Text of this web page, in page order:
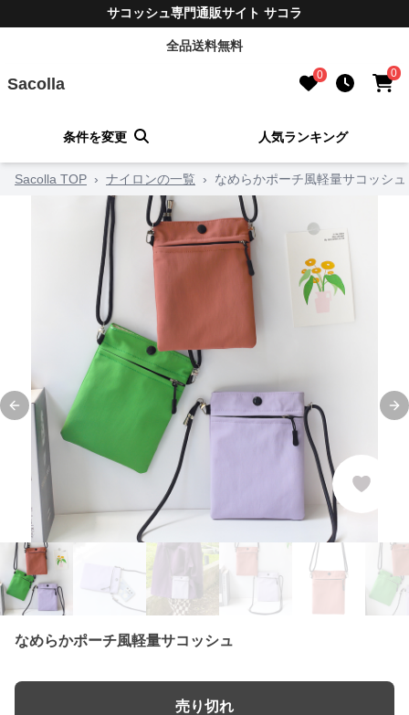
サコッシュ専門通販サイト サコラ
全品送料無料
Sacolla 0 0
条件を変更 人気ランキング
Sacolla TOP › ナイロンの一覧 › なめらかポーチ風軽量サコッシュ
Previous slide
なめらかポーチ風軽量サコッシュ
売り切れ